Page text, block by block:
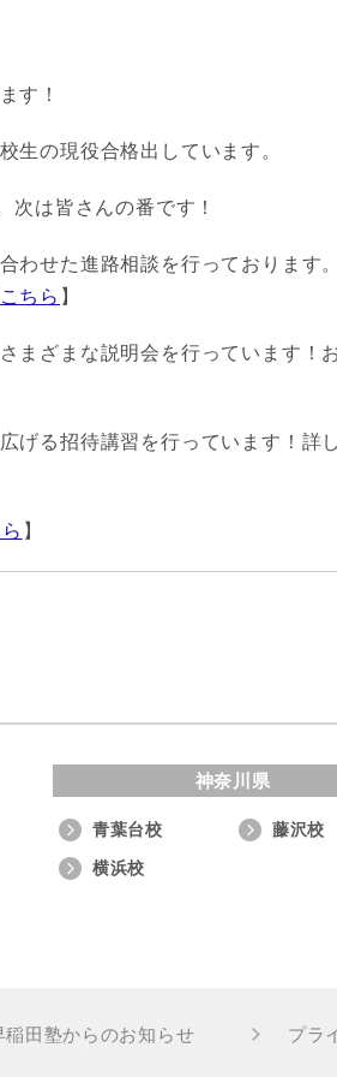
す！
生の現役合格出しています。
は皆さんの番です！
わせた進路相談を行っております
こちら 】
まざまな説明会を行っています！
げる招待講習を行っています！詳
】
神奈川県
青葉台校
藤沢校
横浜校
稲田塾からのお知らせ プラ